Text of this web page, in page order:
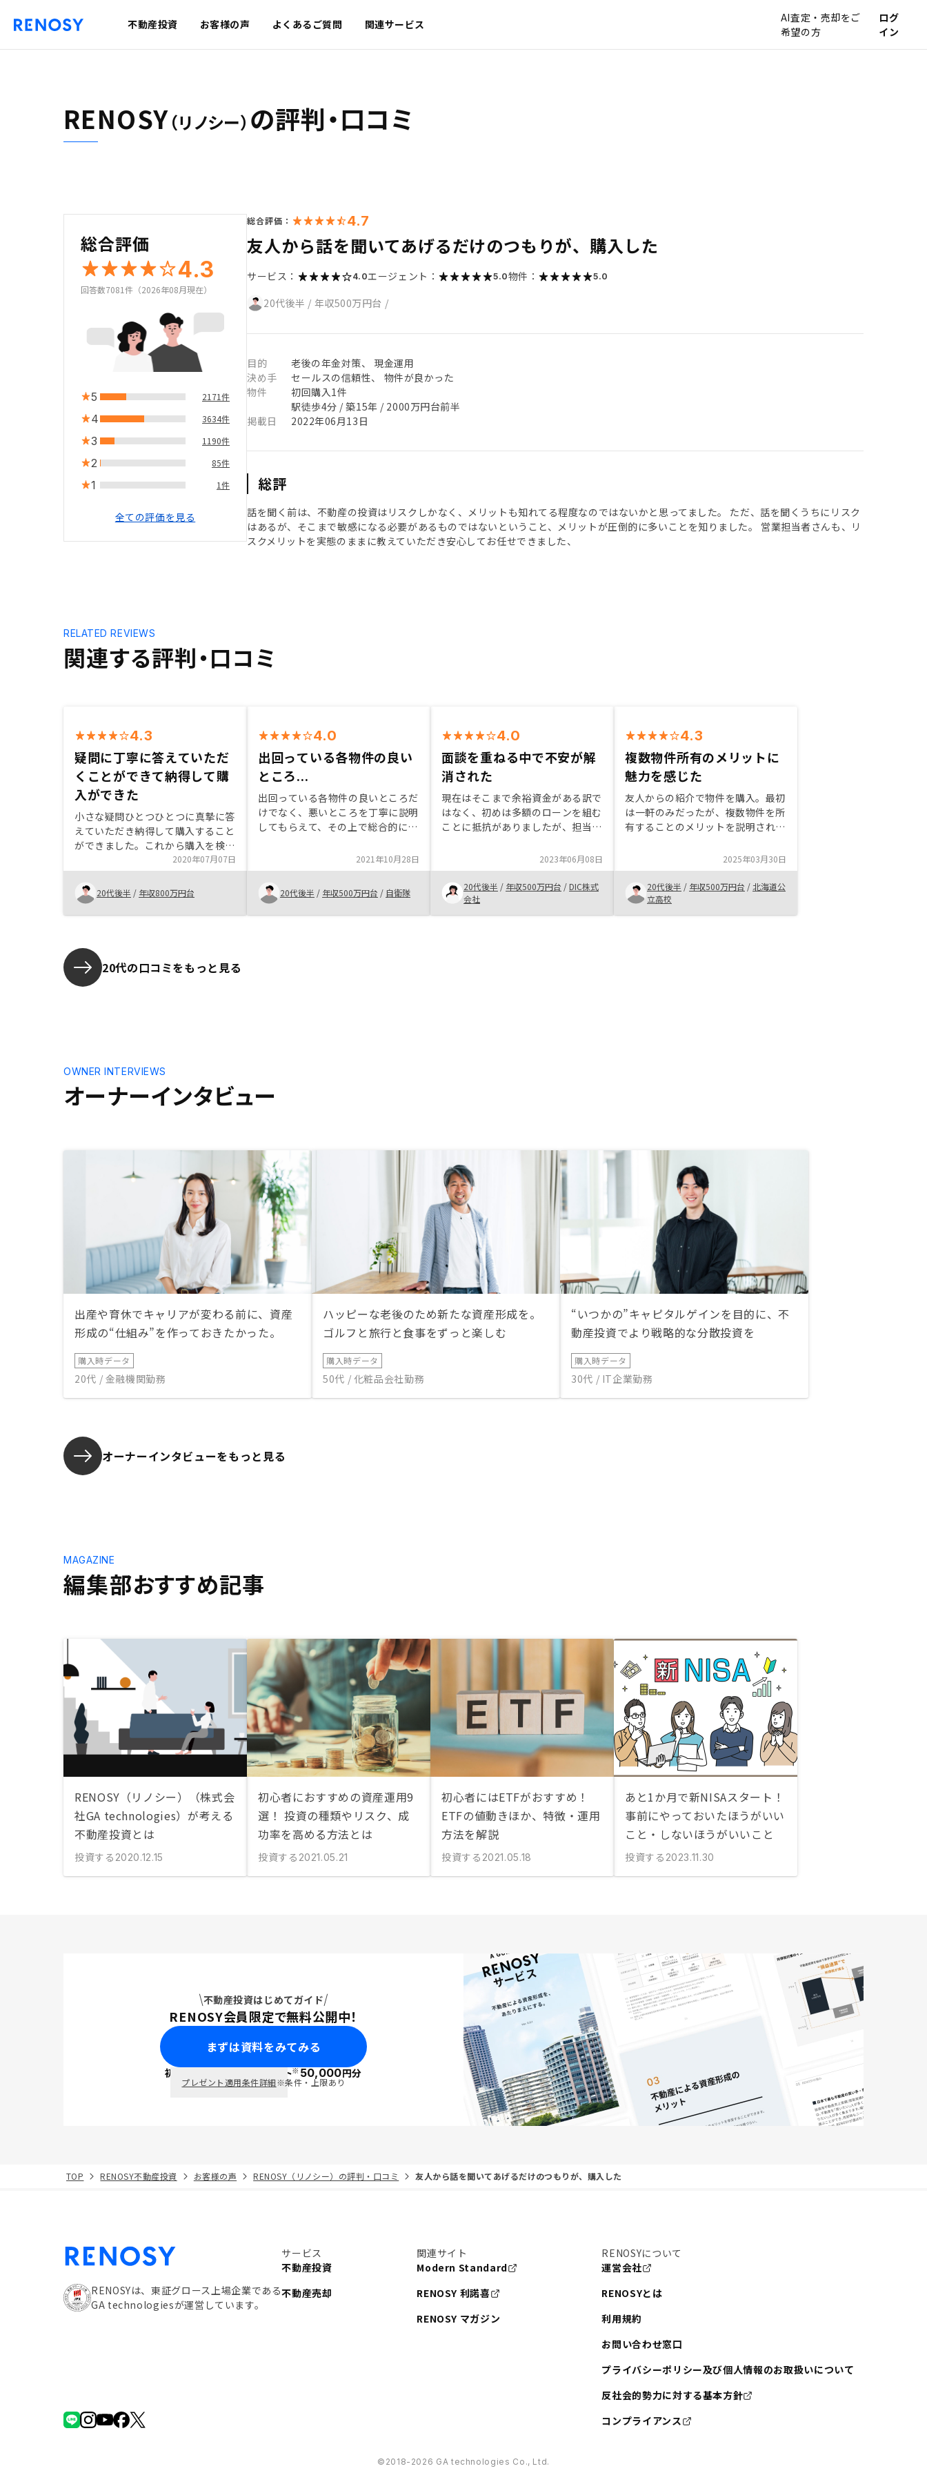
不動産投資 お客様の声 よくあるご質問 関連サービス
AI査定・売却をご
希望の方
ログ
イン
RENOSY（リノシー） の評判・口コミ
総合評価
4.3
回答数7081件（2026年08月現在）
5 2171件
4 3634件
3 1190件
2 85件
1 1件
全ての評価を見る
総合評価： 4.7
友人から話を聞いてあげるだけのつもりが、購入した
サービス： 4.0エージェント： 5.0物件： 5.0
20代後半 / 年収500万円台 /
目的
老後の年金対策、 現金運用
決め手
セールスの信頼性、 物件が良かった
物件
初回購入1件
駅徒歩4分 / 築15年 / 2000万円台前半
掲載日
2022年06月13日
総評
話を聞く前は、不動産の投資はリスクしかなく、メリットも知れてる程度なのではないかと思ってました。 ただ、話を聞くうちにリスク
はあるが、そこまで敏感になる必要があるものではないということ、メリットが圧倒的に多いことを知りました。 営業担当者さんも、リ
スクメリットを実態のままに教えていただき安心してお任せできました、
関連する評判・口コミ
RELATED REVIEWS
4.3
疑問に丁寧に答えていただ
くことができて納得して購
入ができた
小さな疑問ひとつひとつに真摯に答
えていただき納得して購入すること
ができました。これから購入を検討
される方には、自分の不安に思うと
ころは全て質問していただくことを
お勧めします。それぞれの物件の良
い点が提案資料の中に記載されてい
ると購入の際の検討材料として非常
2020年07月07日
20代後半 / 年収800万円台
4.0
出回っている各物件の良い
ところ...
出回っている各物件の良いところだ
けでなく、悪いところを丁寧に説明
してもらえて、その上で総合的に良
2021年10月28日
20代後半 / 年収500万円台 / 自衛隊
4.0
面談を重ねる中で不安が解
消された
現在はそこまで余裕資金がある訳で
はなく、初めは多額のローンを組む
ことに抵抗がありましたが、担当の
を丁寧に説明していただき、何回か
面談をしていく中でこちらの疑問点
に納得いくまで回答していただけて
不安が解消されたので購入を決めま
した。スピード感が速いので、物件
2023年06月08日
20代後半 / 年収500万円台 /DIC株式
会社
4.3
複数物件所有のメリットに
魅力を感じた
友人からの紹介で物件を購入。最初
は一軒のみだったが、複数物件を所
有することのメリットを説明され、
た。 サポートが充実しており、安
心して物件の管理を委託することが
できている。書類手続きのフローの
簡素化
2025年03月30日
20代後半 / 年収500万円台 / 北海道公
立高校
20代の口コミをもっと見る
オーナーインタビュー
OWNER INTERVIEWS
出産や育休でキャリアが変わる前に、資産
形成の“仕組み”を作っておきたかった。
購入時データ
20代 / 金融機関勤務
ハッピーな老後のため新たな資産形成を。
ゴルフと旅行と食事をずっと楽しむ
購入時データ
50代 / 化粧品会社勤務
“いつかの”キャピタルゲインを目的に、不
動産投資でより戦略的な分散投資を
購入時データ
30代 / IT企業勤務
オーナーインタビューをもっと見る
編集部おすすめ記事
MAGAZINE
RENOSY（リノシー）（株式会
社GA technologies）が考える
不動産投資とは
投資する 2020.12.15
初心者におすすめの資産運用9
選！ 投資の種類やリスク、成
功率を高める方法とは
投資する 2021.05.21
初心者にはETFがおすすめ！
ETFの値動きほか、特徴・運用
方法を解説
投資する 2021.05.18
あと1か月で新NISAスタート！
事前にやっておいたほうがいい
こと・しないほうがいいこと
投資する 2023.11.30
不動産投資はじめてガイド
RENOSY会員限定で無料公開中！
まずは資料をみてみる
初回面談で ポイント※50,000円分
プレゼント適用条件詳細※条件・上限あり
TOP RENOSY不動産投資 お客様の声 RENOSY（リノシー）の評判・口コミ 友人から話を聞いてあげるだけのつもりが、購入した
RENOSYは、東証グロース上場企業である
GA technologiesが運営しています。
サービス
不動産投資
不動産売却
関連サイト
Modern Standard
RENOSY 利諾喜
RENOSY マガジン
RENOSYについて
運営会社
RENOSYとは
利用規約
お問い合わせ窓口
プライバシーポリシー及び個人情報のお取扱いについて
反社会的勢力に対する基本方針
コンプライアンス
©︎2018-2026 GA technologies Co., Ltd.